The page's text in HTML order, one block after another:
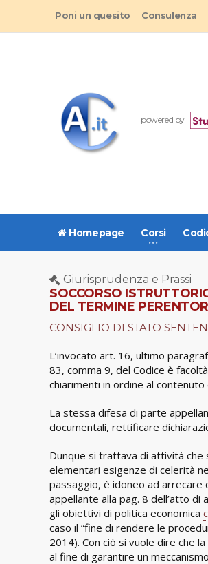
Poni un quesito Consulenza
powered by
Homepage Corsi
Giurisprudenza e Prassi
SOCCORSO
DEL TERMINE
CONSIGLIO DI STATO
L’invocato art. 16, ultimo
83, comma 9, del Codice è
chiarimenti in ordine al
La stessa difesa di parte
documentali, rettificare
Dunque si trattava di attività
elementari esigenze di celerità
passaggio, è idoneo ad
appellante alla pag. 8 dell’atto
gli obiettivi di politica economica
caso il “fine di rendere le
2014). Con ciò si vuole dire che
al fine di garantire un